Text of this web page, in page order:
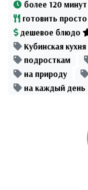
более 120 минут
готовить просто
дешевое блюдо
Кубинская кухня
подросткам
на природу
на каждый день